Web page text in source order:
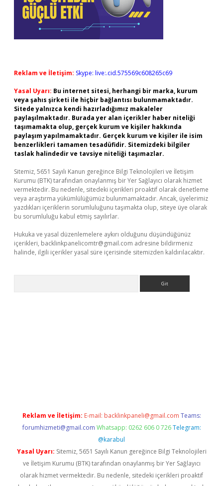
Reklam ve İletişim: Skype: live:.cid.575569c608265c69
Yasal Uyarı: Bu internet sitesi, herhangi bir marka, kurum
veya şahıs şirketi ile hiçbir bağlantısı bulunmamaktadır.
Sitede yalnızca kendi hazırladığımız makaleler
paylaşılmaktadır. Burada yer alan içerikler haber niteliği
taşımamakta olup, gerçek kurum ve kişiler hakkında
paylaşım yapılmamaktadır. Gerçek kurum ve kişiler ile isim
benzerlikleri tamamen tesadüfidir. Sitemizdeki bilgiler
taslak halindedir ve tavsiye niteliği taşımazlar.
Sitemiz, 5651 Sayılı Kanun gereğince Bilgi Teknolojileri ve İletişim
Kurumu (BTK) tarafından onaylanmış bir Yer Sağlayıcı olarak hizmet
vermektedir. Bu nedenle, sitedeki içerikleri proaktif olarak denetleme
veya araştırma yükümlülüğümüz bulunmamaktadır. Ancak, üyelerimiz
yazdıkları içeriklerin sorumluluğunu taşımakta olup, siteye üye olarak
bu sorumluluğu kabul etmiş sayılırlar.
Hukuka ve yasal düzenlemelere aykırı olduğunu düşündüğünüz
içerikleri, backlinkpanelicomtr@gmail.com adresine bildirmeniz
halinde, ilgili içerikler yasal süre içerisinde sitemizden kaldırılacaktır.
Reklam ve İletişim: E-mail: backlinkpaneli@gmail.com Teams:
forumhizmeti@gmail.com Whatsapp: 0262 606 0 726 Telegram:
@karabul
Yasal Uyarı: Sitemiz, 5651 Sayılı Kanun gereğince Bilgi Teknolojileri
ve İletişim Kurumu (BTK) tarafından onaylanmış bir Yer Sağlayıcı
olarak hizmet vermektedir. Bu nedenle, sitedeki içerikleri proaktif